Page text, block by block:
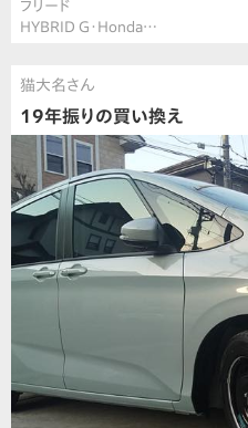
フリード
HYBRID G・Honda…
猫大名さん
19年振りの買い換え